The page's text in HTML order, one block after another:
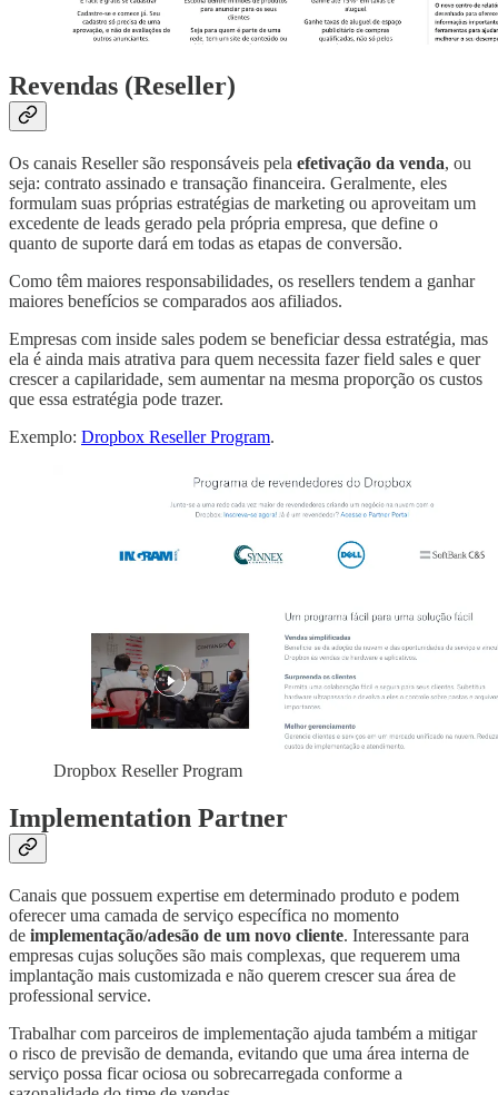
Revendas (Reseller)
Os canais Reseller são responsáveis pela efetivação da venda, ou
seja: contrato assinado e transação financeira. Geralmente, eles
formulam suas próprias estratégias de marketing ou aproveitam um
excedente de leads gerado pela própria empresa, que define o
quanto de suporte dará em todas as etapas de conversão.
Como têm maiores responsabilidades, os resellers tendem a ganhar
maiores benefícios se comparados aos afiliados.
Empresas com inside sales podem se beneficiar dessa estratégia, mas
ela é ainda mais atrativa para quem necessita fazer field sales e quer
crescer a capilaridade, sem aumentar na mesma proporção os custos
que essa estratégia pode trazer.
Exemplo: Dropbox Reseller Program.
Dropbox Reseller Program
Implementation Partner
Canais que possuem expertise em determinado produto e podem
oferecer uma camada de serviço específica no momento
de implementação/adesão de um novo cliente. Interessante para
empresas cujas soluções são mais complexas, que requerem uma
implantação mais customizada e não querem crescer sua área de
professional service.
Trabalhar com parceiros de implementação ajuda também a mitigar
o risco de previsão de demanda, evitando que uma área interna de
serviço possa ficar ociosa ou sobrecarregada conforme a